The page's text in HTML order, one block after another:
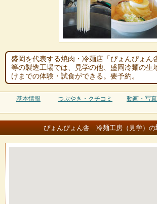
盛岡を代表する焼肉・冷麺店「ぴょんぴょん
等の製造工場では、見学の他、盛岡冷麺の生
けまでの体験・試食ができる。要予約。
基本情報 つぶやき・クチコミ 動画・写真
ぴょんぴょん舎 冷麺工房（見学）の